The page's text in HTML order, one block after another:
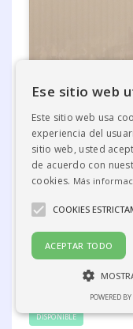
LA SALUD ORAL
CUARTO DE
CONSEJO
ISBN:
GRUPO IMC DE
Referencia: 1321
DISPONIBLE
Ese sitio web
Este sitio web usa
experiencia del
sitio web, usted
de acuerdo con
cookies. Más
COOKIES
ACEPTAR TODO
POWERED